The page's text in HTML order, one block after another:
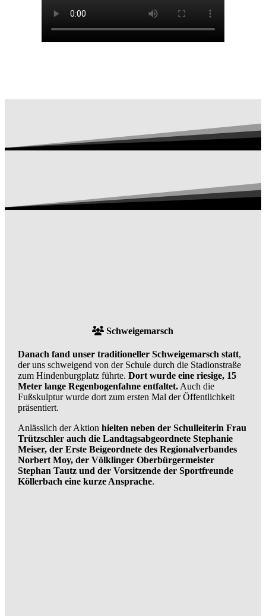
Schweigemarsch
Danach fand unser traditioneller Schweigemarsch statt,
der uns schweigend von der Schule durch die Stadionstraße
zum Hindenburgplatz führte. Dort wurde eine riesige, 15
Meter lange Regenbogenfahne entfaltet.Auch die
Fußskulptur wurde dort zum ersten Mal der Öffentlichkeit
präsentiert.
Anlässlich der Aktion hielten neben der Schulleiterin Frau
Trützschler auch die Landtagsabgeordnete Stephanie
Meiser, der Erste Beigeordnete des Regionalverbandes
Norbert Moy, der Völklinger Oberbürgermeister
Stephan Tautz und der Vorsitzende der Sportfreunde
Köllerbach eine kurze Ansprache.